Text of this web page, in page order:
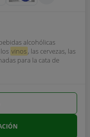
alcohólicas
vinos, las cervezas, las
para la cata de